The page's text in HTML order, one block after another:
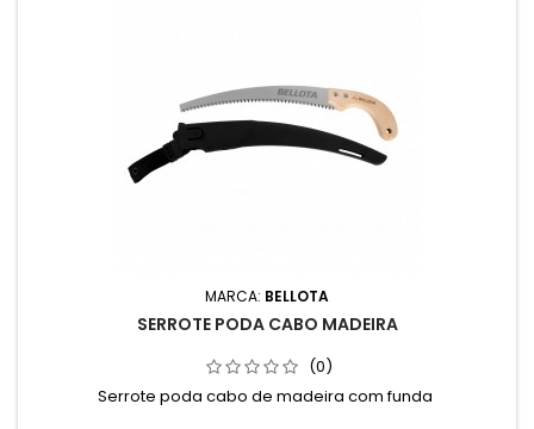
MARCA: BELLOTA
SERROTE PODA CABO MADEIRA
(0)
Serrote poda cabo de madeira com funda